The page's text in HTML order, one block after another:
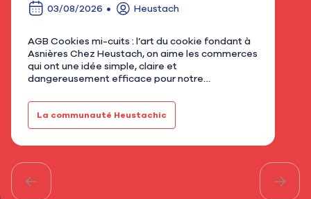
03/08/2026 Heustach
AGB Cookies mi-cuits : l’art du cookie fondant à
Asnières Chez Heustach, on aime les commerces
qui ont une idée simple, claire et
dangereusement efficace pour notre
installé au 21 rue de Bretagne à As…
La communauté Heustachic